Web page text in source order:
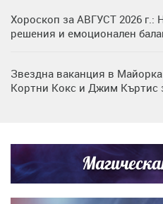
Хороскоп за АВГУСТ 2026
решения и емоционален
Звездна ваканция в
Кортни Кокс и Джим Къртис
Братя Аргирови я
Дъщерята на Гала - Мари
си деца на семейна морска